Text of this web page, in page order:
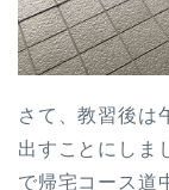
さて、教習後は
出すことにしま
で帰宅コース道